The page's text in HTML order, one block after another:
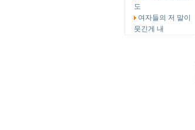
도
여자들의 저 말이
웃긴게 내